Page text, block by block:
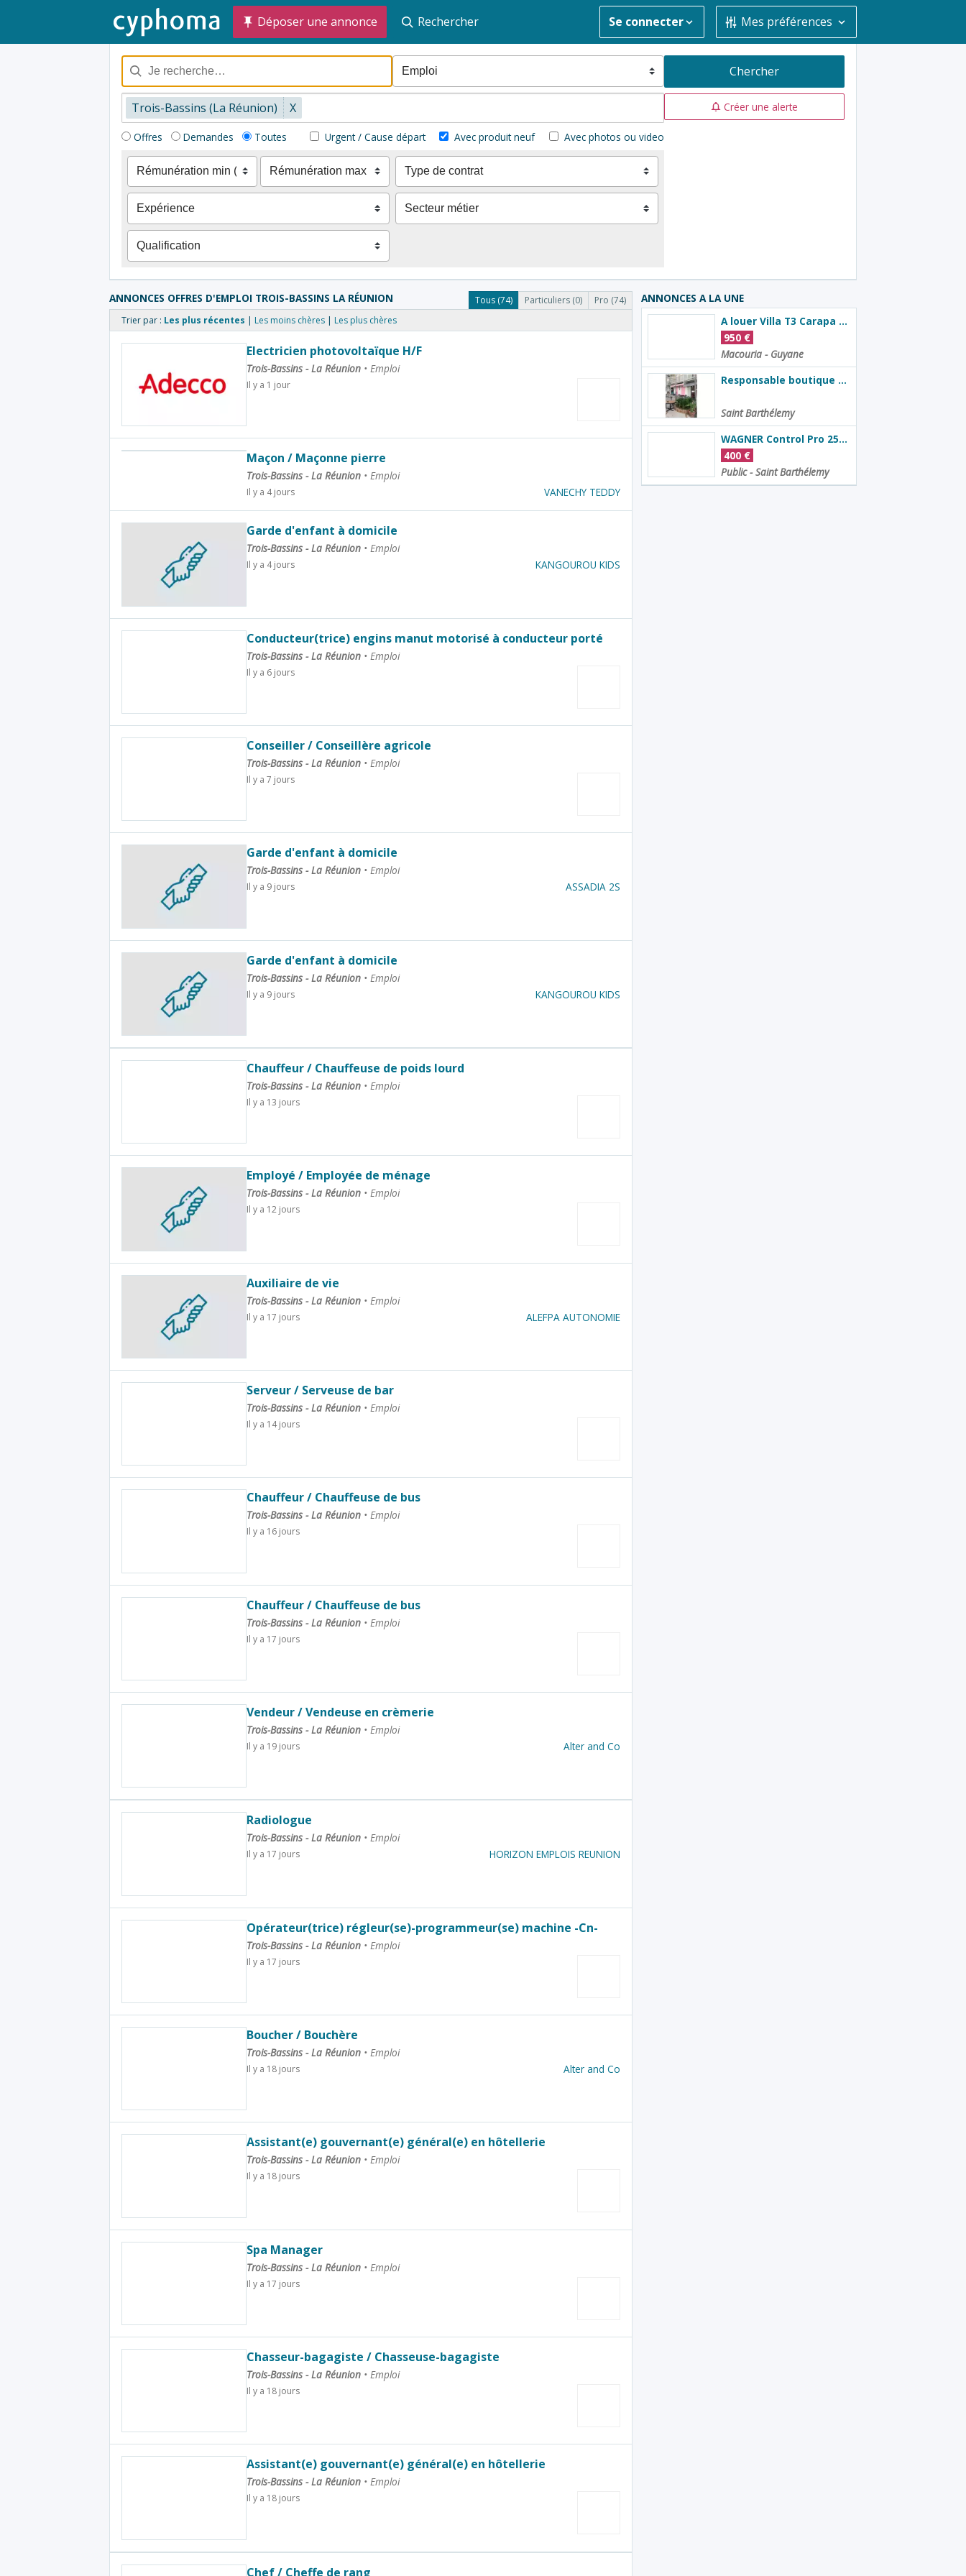
Déposer une annonce Rechercher Se connecter Mes préférences
Trois-Bassins (La Réunion) X
Offres Demandes Toutes Urgent / Cause départ Avec produit neuf Avec photos ou video
Chercher
Créer une alerte
ANNONCES OFFRES D'EMPLOI TROIS-BASSINS LA RÉUNION Tous (74) Particuliers (0)
Pro (74)
Trier par : Les plus récentes Les moins chères Les plus chères
Electricien photovoltaïque H/F
Trois-Bassins - La Réunion • Emploi
Il y a 1 jour
Maçon / Maçonne pierre
Trois-Bassins - La Réunion • Emploi
Il y a 4 jours VANECHY TEDDY
Garde d'enfant à domicile
Trois-Bassins - La Réunion • Emploi
Il y a 4 jours KANGOUROU KIDS
Conducteur(trice) engins manut motorisé à conducteur porté
Trois-Bassins - La Réunion • Emploi
Il y a 6 jours
Conseiller / Conseillère agricole
Trois-Bassins - La Réunion • Emploi
Il y a 7 jours
Garde d'enfant à domicile
Trois-Bassins - La Réunion • Emploi
Il y a 9 jours ASSADIA 2S
Garde d'enfant à domicile
Trois-Bassins - La Réunion • Emploi
Il y a 9 jours KANGOUROU KIDS
Chauffeur / Chauffeuse de poids lourd
Trois-Bassins - La Réunion • Emploi
Il y a 13 jours
Employé / Employée de ménage
Trois-Bassins - La Réunion • Emploi
Il y a 12 jours
Auxiliaire de vie
Trois-Bassins - La Réunion • Emploi
Il y a 17 jours ALEFPA AUTONOMIE
Serveur / Serveuse de bar
Trois-Bassins - La Réunion • Emploi
Il y a 14 jours
Chauffeur / Chauffeuse de bus
Trois-Bassins - La Réunion • Emploi
Il y a 16 jours
Chauffeur / Chauffeuse de bus
Trois-Bassins - La Réunion • Emploi
Il y a 17 jours
Vendeur / Vendeuse en crèmerie
Trois-Bassins - La Réunion • Emploi
Il y a 19 jours Alter and Co
Radiologue
Trois-Bassins - La Réunion • Emploi
Il y a 17 jours HORIZON EMPLOIS REUNION
Opérateur(trice) régleur(se)-programmeur(se) machine -Cn-
Trois-Bassins - La Réunion • Emploi
Il y a 17 jours
Boucher / Bouchère
Trois-Bassins - La Réunion • Emploi
Il y a 18 jours Alter and Co
Assistant(e) gouvernant(e) général(e) en hôtellerie
Trois-Bassins - La Réunion • Emploi
Il y a 18 jours
Spa Manager
Trois-Bassins - La Réunion • Emploi
Il y a 17 jours
Chasseur-bagagiste / Chasseuse-bagagiste
Trois-Bassins - La Réunion • Emploi
Il y a 18 jours
Assistant(e) gouvernant(e) général(e) en hôtellerie
Trois-Bassins - La Réunion • Emploi
Il y a 18 jours
Chef / Cheffe de rang
ANNONCES A LA UNE
A louer Villa T3 Carapa à Macouria
950 €
Macouria - Guyane
Responsable boutique prêt à porter
Saint Barthélemy
WAGNER Control Pro 250M pulvérisateur de peinture
400 €
Public - Saint Barthélemy